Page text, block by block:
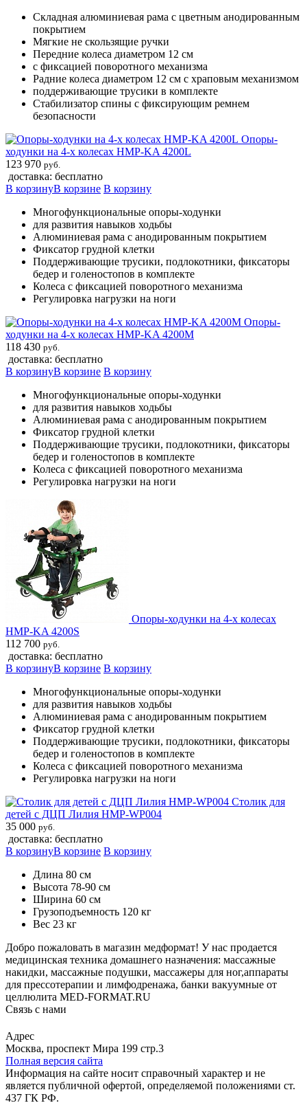
Складная алюминиевая рама с цветным анодированным
покрытием
Мягкие не скользящие ручки
Передние колеса диаметром 12 см
c фиксацией поворотного механизма
Pадние колеса диаметром 12 см с храповым механизмом
поддерживающие трусики в комплекте
Cтабилизатор спины с фиксирующим ремнем
безопасности
Опоры-
ходунки на 4-х колесах HMP-KA 4200L
123 970 руб.
доставка: бесплатно
В корзинуВ корзине В корзину
Многофункциональные опоры-ходунки
для развития навыков ходьбы
Алюминиевая рама с анодированным покрытием
Фиксатор грудной клетки
Поддерживающие трусики, подлокотники, фиксаторы
бедер и голеностопов в комплекте
Колеса с фиксацией поворотного механизма
Регулировка нагрузки на ноги
Опоры-
ходунки на 4-х колесах HMP-KA 4200M
118 430 руб.
доставка: бесплатно
В корзинуВ корзине В корзину
Многофункциональные опоры-ходунки
для развития навыков ходьбы
Алюминиевая рама с анодированным покрытием
Фиксатор грудной клетки
Поддерживающие трусики, подлокотники, фиксаторы
бедер и голеностопов в комплекте
Колеса с фиксацией поворотного механизма
Регулировка нагрузки на ноги
Опоры-ходунки на 4-х колесах
HMP-KA 4200S
112 700 руб.
доставка: бесплатно
В корзинуВ корзине В корзину
Многофункциональные опоры-ходунки
для развития навыков ходьбы
Алюминиевая рама с анодированным покрытием
Фиксатор грудной клетки
Поддерживающие трусики, подлокотники, фиксаторы
бедер и голеностопов в комплекте
Колеса с фиксацией поворотного механизма
Регулировка нагрузки на ноги
Столик для
детей с ДЦП Лилия HMP-WP004
35 000 руб.
доставка: бесплатно
В корзинуВ корзине В корзину
Длина 80 см
Высота 78-90 см
Ширина 60 см
Грузоподъемность 120 кг
Вес 23 кг
Добро пожаловать в магазин медформат! У нас продается
медицинская техника домашнего назначения: массажные
накидки, массажные подушки, массажеры для ног,аппараты
для прессотерапии и лимфодренажа, банки вакуумные от
целлюлита MED-FORMAT.RU
Связь с нами
Адрес
Москва, проспект Мира 199 стр.3
Полная версия сайта
Информация на сайте носит справочный характер и не
является публичной офертой, определяемой положениями ст.
437 ГК РФ.